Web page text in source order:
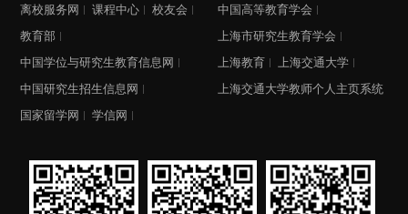
离校服务网
课程中心
校友会
教育部
中国学位与研究生教育信息网
中国研究生招生信息网
国家留学网
学信网
中国高等教育学会
上海市研究生教育学会
上海教育
上海交通大学
上海交通大学教师个人主页系统